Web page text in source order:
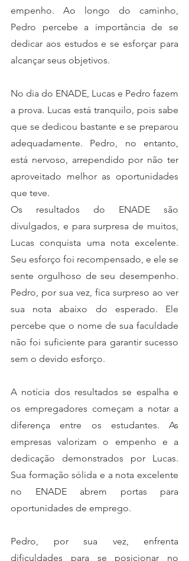
empenho. Ao longo do caminho,
Pedro percebe a importância de se
dedicar aos estudos e se esforçar para
alcançar seus objetivos.
No dia do ENADE, Lucas e Pedro fazem
a prova. Lucas está tranquilo, pois sabe
que se dedicou bastante e se preparou
adequadamente. Pedro, no entanto,
está nervoso, arrependido por não ter
aproveitado melhor as oportunidades
que teve.
Os resultados do ENADE são
divulgados, e para surpresa de muitos,
Lucas conquista uma nota excelente.
Seu esforço foi recompensado, e ele se
sente orgulhoso de seu desempenho.
Pedro, por sua vez, fica surpreso ao ver
sua nota abaixo do esperado. Ele
percebe que o nome de sua faculdade
não foi suficiente para garantir sucesso
sem o devido esforço.
A notícia dos resultados se espalha e
os empregadores começam a notar a
diferença entre os estudantes. As
empresas valorizam o empenho e a
dedicação demonstrados por Lucas.
Sua formação sólida e a nota excelente
no ENADE abrem portas para
oportunidades de emprego.
Pedro, por sua vez, enfrenta
dificuldades para se posicionar no